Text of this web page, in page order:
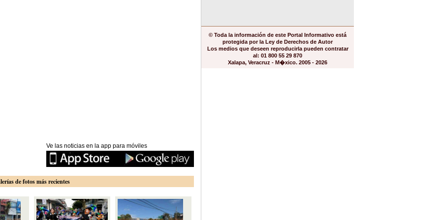
Ve las noticias en la app para móviles
de fotos más recientes
© Toda la información de este Portal Informativo está
protegida por la Ley de Derechos de Autor
Los medios que deseen reproducirla pueden contratar
al: 01 800 55 29 870
Xalapa, Veracruz - M�xico. 2005 - 2026